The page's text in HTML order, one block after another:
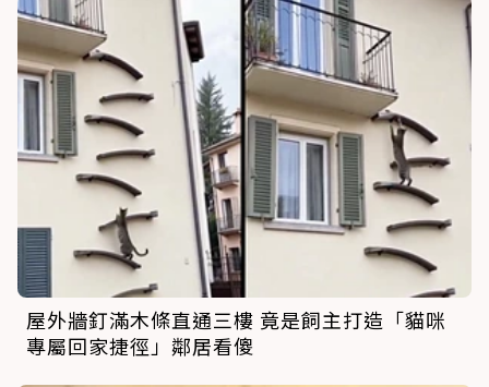
屋外牆釘滿木條直通三樓 竟是飼主打造「貓咪
專屬回家捷徑」鄰居看傻